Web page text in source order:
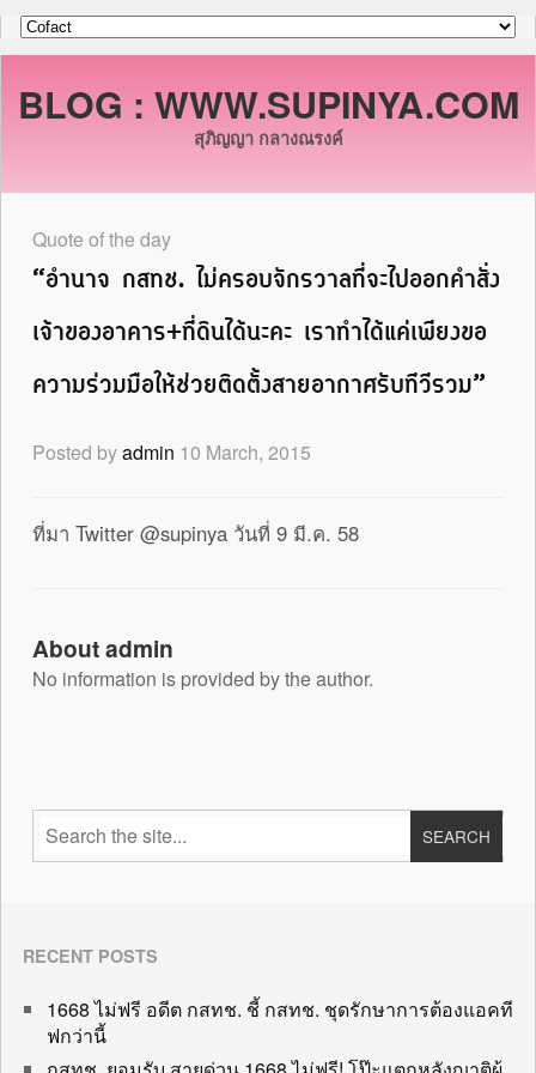
BLOG : WWW.SUPINYA.COM
สุภิญญา กลางณรงค์
Quote of the day
“อำนาจ กสทช. ไม่ครอบจักรวาลที่จะไปออกคำสั่ง
เจ้าของอาคาร+ที่ดินได้นะคะ เราทำได้แค่เพียงขอ
ความร่วมมือให้ช่วยติดตั้งสายอากาศรับทีวีรวม”
Posted byadmin 10 March, 2015
ที่มา Twitter @supinya วันที่ 9 มี.ค. 58
About admin
No information is provided by the author.
RECENT POSTS
1668 ไม่ฟรี อดีต กสทช. ชี้ กสทช. ชุดรักษาการต้องแอคที
ฟกว่านี้